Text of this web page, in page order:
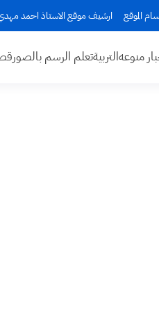
الموقع ارشيف موقع الاستاذ احمد
منوعهالتربيةتعلم الرسم بالصور